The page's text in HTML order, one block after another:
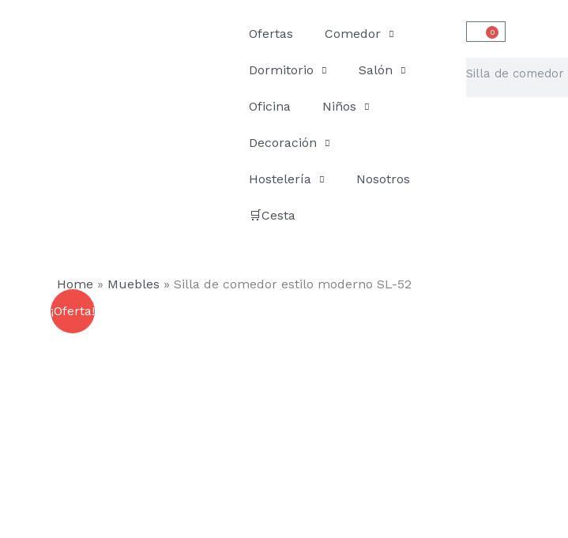
Ofertas Comedor
Dormitorio Salón
Oficina Niños
Decoración
Hostelería Nosotros
🛒Cesta
0
Carrito
Home » Muebles » Silla de comedor estilo moderno SL-52
¡Oferta!